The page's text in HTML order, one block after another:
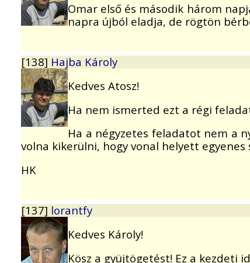
Omar első és második három
napra újból eladja, de rögtön
[138] Hajba Károly
Kedves Atosz!
Ha nem ismerted ezt a régi
Ha a négyzetes feladatot nem a
volna kikerülni, hogy vonal helyett
HK
[137] lorantfy
Kedves Károly!
Kösz a gyüjtögetést! Ez a kezdeti